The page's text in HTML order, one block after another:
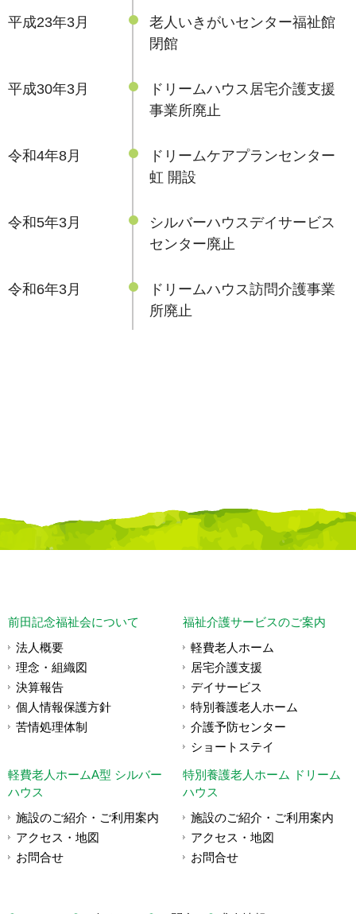
平成23年3月
老人いきがいセンター福祉館
閉館
平成30年3月
ドリームハウス居宅介護支援
事業所廃止
令和4年8月
ドリームケアプランセンター
虹 開設
令和5年3月
シルバーハウスデイサービス
センター廃止
令和6年3月
ドリームハウス訪問介護事業
所廃止
前田記念福祉会について
法人概要
理念・組織図
決算報告
個人情報保護方針
苦情処理体制
福祉介護サービスのご案内
軽費老人ホーム
居宅介護支援
デイサービス
特別養護老人ホーム
介護予防センター
ショートステイ
軽費老人ホームA型 シルバー
ハウス
施設のご紹介・ご利用案内
アクセス・地図
お問合せ
特別養護老人ホーム ドリーム
ハウス
施設のご紹介・ご利用案内
アクセス・地図
お問合せ